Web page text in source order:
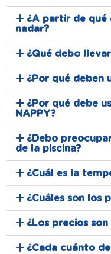
¿A partir de qué
nadar?
¿Qué debo
¿Por qué deben
¿Por qué debe
NAPPY?
¿Debo
de la piscina?
¿Cuál es la
¿Cuáles son los
¿Los precios son
¿Cada cuánto